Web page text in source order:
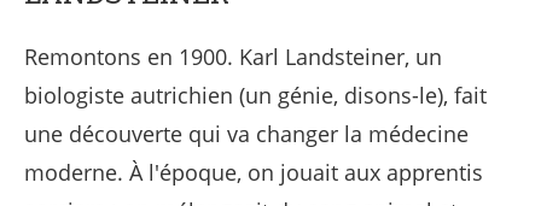
Remontons en 1900. Karl Landsteiner, un
biologiste autrichien (un génie, disons-le), fait
une découverte qui va changer la médecine
moderne. À l'époque, on jouait aux apprentis